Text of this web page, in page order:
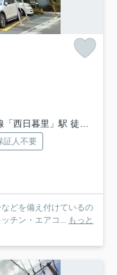
西日暮里」駅 徒歩2分
証人不要
どを備え付けているの
チン・エアコ... もっと